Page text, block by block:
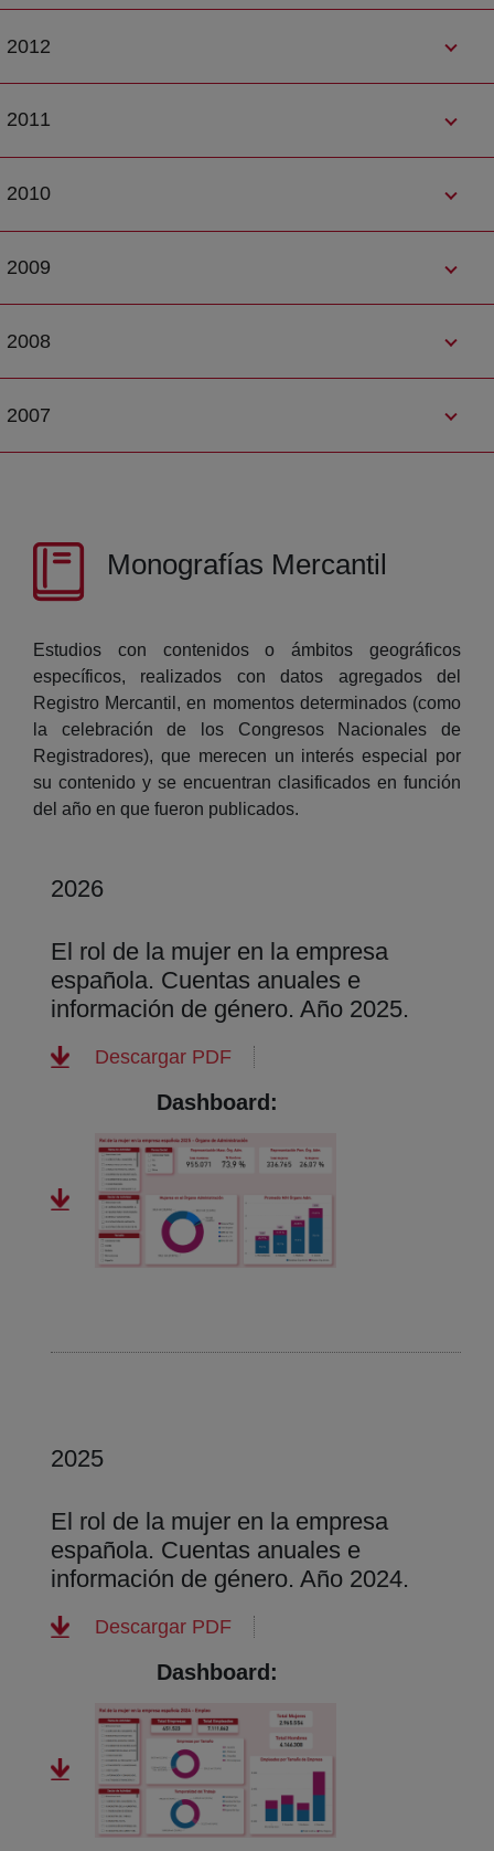
2012
2011
2010
2009
2008
2007
Monografías Mercantil
Estudios con contenidos o ámbitos geográficos
específicos, realizados con datos agregados del
Registro Mercantil, en momentos determinados (como
la celebración de los Congresos Nacionales de
Registradores), que merecen un interés especial por
su contenido y se encuentran clasificados en función
del año en que fueron publicados.
2026
El rol de la mujer en la empresa
española. Cuentas anuales e
información de género. Año 2025.
Descargar PDF(abre en nueva ventana)
Dashboard:
2025
El rol de la mujer en la empresa
española. Cuentas anuales e
información de género. Año 2024.
Descargar PDF(abre en nueva ventana)
Dashboard: